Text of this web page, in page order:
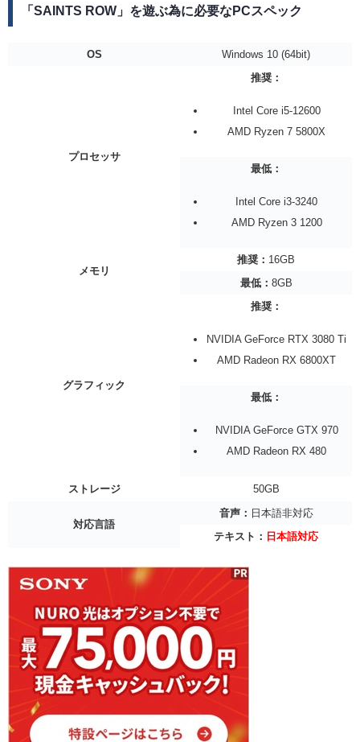
「SAINTS ROW」を遊ぶ為に必要なPCスペック
OS Windows 10 (64bit)
プロセッサ
推奨：
Intel Core i5-12600
AMD Ryzen 7 5800X
最低：
Intel Core i3-3240
AMD Ryzen 3 1200
メモリ
推奨： 16GB
最低： 8GB
グラフィック
推奨：
NVIDIA GeForce RTX 3080 Ti
AMD Radeon RX 6800XT
最低：
NVIDIA GeForce GTX 970
AMD Radeon RX 480
ストレージ 50GB
対応言語
音声： 日本語非対応
テキスト： 日本語対応